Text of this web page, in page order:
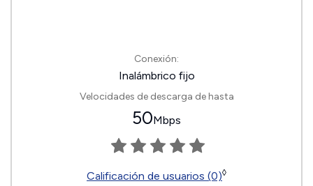
Conexión:
Inalámbrico fijo
Velocidades de descarga de hasta
50Mbps
Calificación de usuarios (0)◊